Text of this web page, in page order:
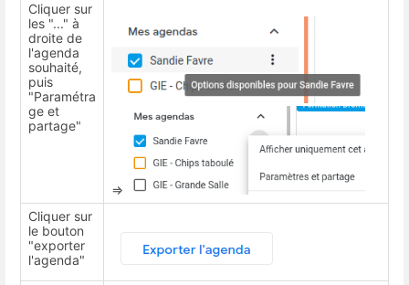
Cliquer sur
les "..." à
droite de
l'agenda
souhaité,
puis
"Paramétra
ge et
partage"
=>
Cliquer sur
le bouton
"exporter
l'agenda"